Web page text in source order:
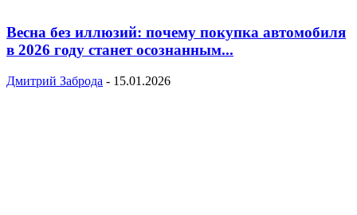
Весна без иллюзий: почему покупка автомобиля
в 2026 году станет осознанным...
Дмитрий Заброда - 15.01.2026